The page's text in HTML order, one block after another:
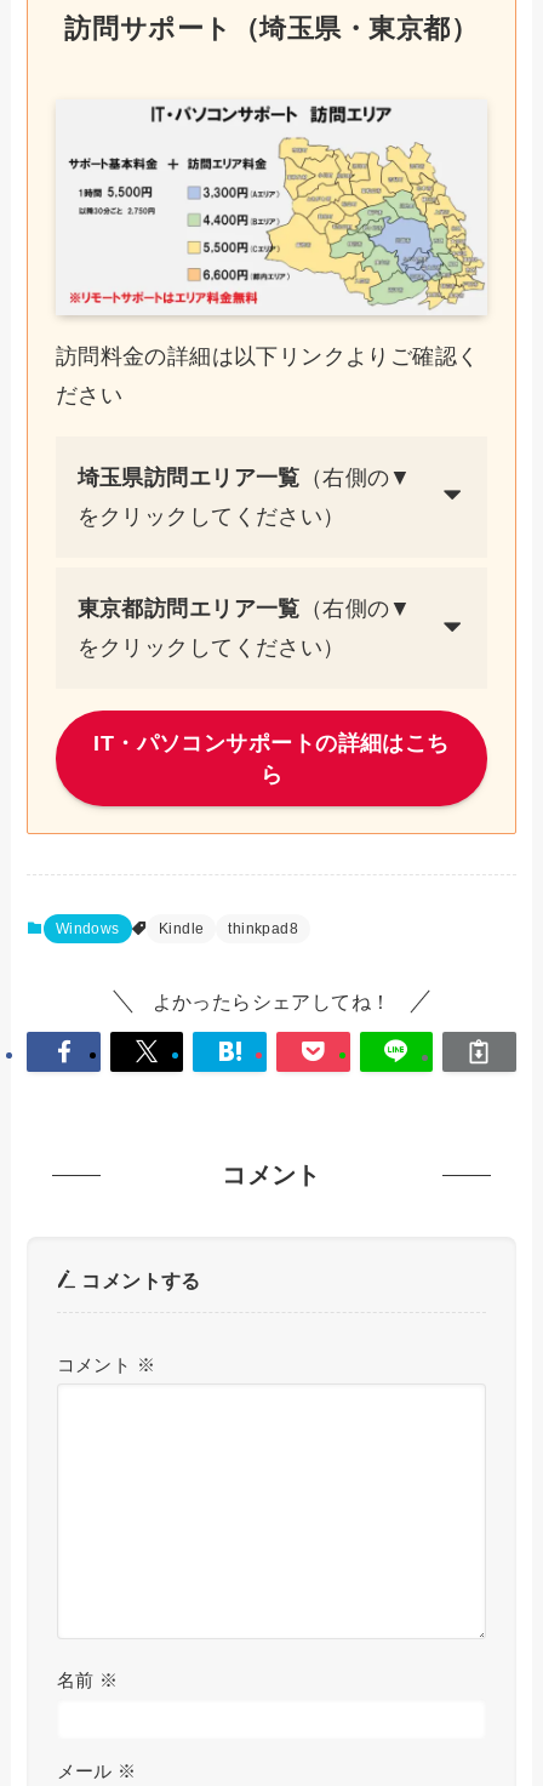
訪問サポート（埼玉県・東京都）
訪問料金の詳細は以下リンクよりご確認く
ださい
埼玉県訪問エリア一覧 （右側の▼
をクリックしてください）
東京都訪問エリア一覧 （右側の▼
をクリックしてください）
IT・パソコンサポートの詳細はこち
ら
Windows Kindle thinkpad8
よかったらシェアしてね！
コメント
コメントする
コメント ※
名前 ※
メール ※